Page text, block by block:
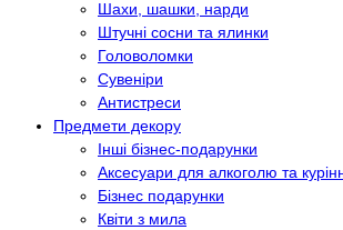
Шахи, шашки, нарди
Штучні сосни та ялинки
Головоломки
Сувеніри
Антистреси
Предмети декору
Інші бізнес-подарунки
Аксесуари для алкоголю та
Бізнес подарунки
Квіти з мила